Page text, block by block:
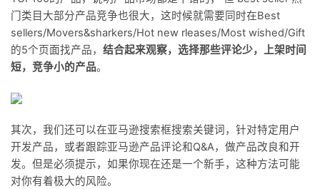
门类目大部分产品竞争也很大，这时候就需要同时在Best
sellers/Movers&sharkers/Hot new rleases/Most wished/Gift
的5个页面找产品， 结合起来观察，选择那些评论少，上架时间
短，竞争小的产品。
其次，我们还可以在亚马逊搜索框搜索关键词，针对特定用户
开发产品，或者跟踪亚马逊产品评论和Q&A，做产品改良和开
发。但是必须提示，如果你现在还是一个新手，这种方法可能
对你有着极大的风险。